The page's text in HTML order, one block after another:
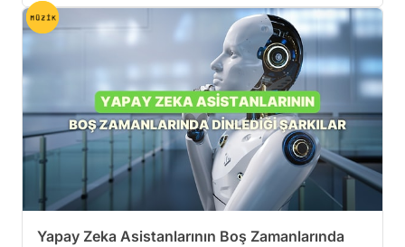
Yapay Zeka Asistanlarının Boş Zamanlarında